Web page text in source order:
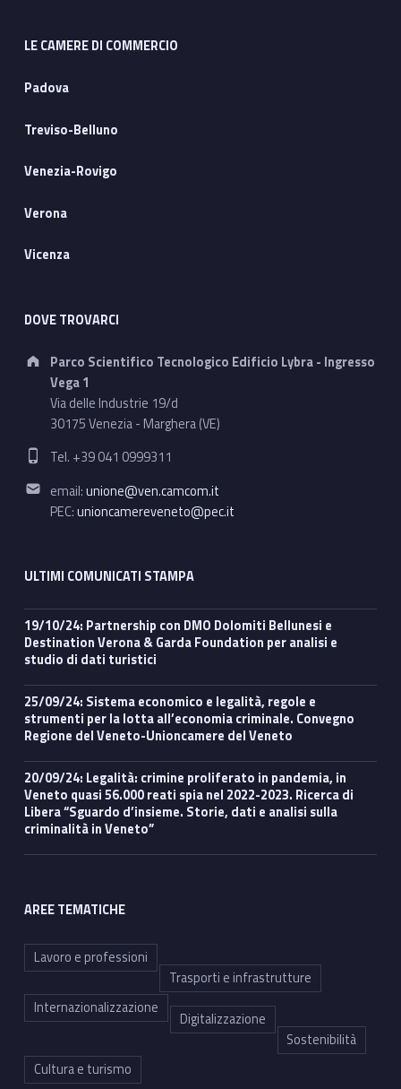
LE CAMERE DI COMMERCIO
Padova
Treviso-Belluno
Venezia-Rovigo
Verona
Vicenza
DOVE TROVARCI
Address:
Parco Scientifico Tecnologico Edificio Lybra - Ingresso
Vega 1
Via delle Industrie 19/d
30175 Venezia - Marghera (VE)
Phone number:
Tel. +39 041 0999311
Email address:
email:unione@ven.camcom.it
PEC:unioncamereveneto@pec.it
ULTIMI COMUNICATI STAMPA
19/10/24: Partnership con DMO Dolomiti Bellunesi e
Destination Verona & Garda Foundation per analisi e
studio di dati turistici
25/09/24: Sistema economico e legalità, regole e
strumenti per la lotta all’economia criminale. Convegno
Regione del Veneto-Unioncamere del Veneto
20/09/24: Legalità: crimine proliferato in pandemia, in
Veneto quasi 56.000 reati spia nel 2022-2023. Ricerca di
Libera “Sguardo d’insieme. Storie, dati e analisi sulla
criminalità in Veneto”
AREE TEMATICHE
Lavoro e professioni
Trasporti e infrastrutture
Internazionalizzazione
Digitalizzazione
Sostenibilità
Cultura e turismo